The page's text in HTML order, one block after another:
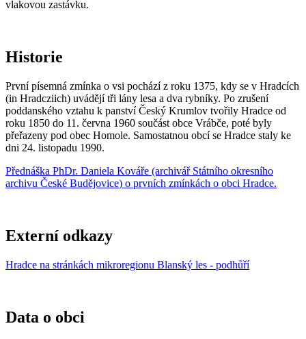
vlakovou zastávku.
Historie
První písemná zmínka o vsi pochází z roku 1375, kdy se v Hradcích
(in Hradcziich) uvádějí tři lány lesa a dva rybníky. Po zrušení
poddanského vztahu k panství Český Krumlov tvořily Hradce od
roku 1850 do 11. června 1960 součást obce Vrábče, poté byly
přeřazeny pod obec Homole. Samostatnou obcí se Hradce staly ke
dni 24. listopadu 1990.
Přednáška PhDr. Daniela Kováře (archivář Státního okresního
archivu České Budějovice) o prvních zmínkách o obci Hradce.
Externí odkazy
Hradce na stránkách mikroregionu Blanský les - podhůří
Data o obci